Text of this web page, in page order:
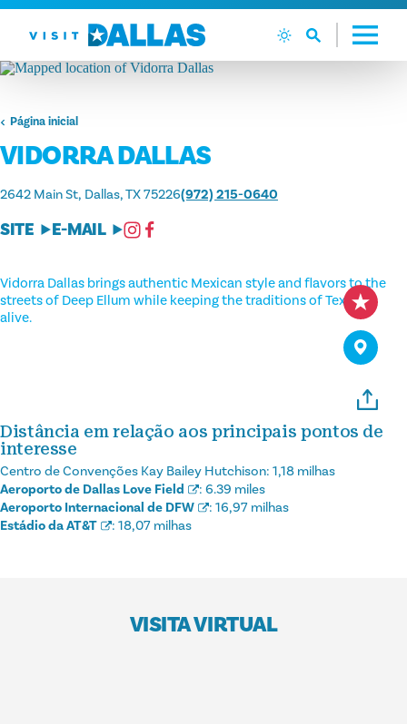
Ir diretamente para o conteúdo
Página inicial
VIDORRA DALLAS
2642 Main St Dallas, TX 75226(972) 215-0640
SITE E-MAIL
Vidorra Dallas brings authentic Mexican style and flavors to the
streets of Deep Ellum while keeping the traditions of Tex-Mex
alive.
Distância em relação aos principais pontos de
interesse
Centro de Convenções Kay Bailey Hutchison: 1,18 milhas
Aeroporto de Dallas Love Field
: 6.39 miles
Aeroporto Internacional de DFW
: 16,97 milhas
Estádio da AT&T
: 18,07 milhas
VISITA VIRTUAL